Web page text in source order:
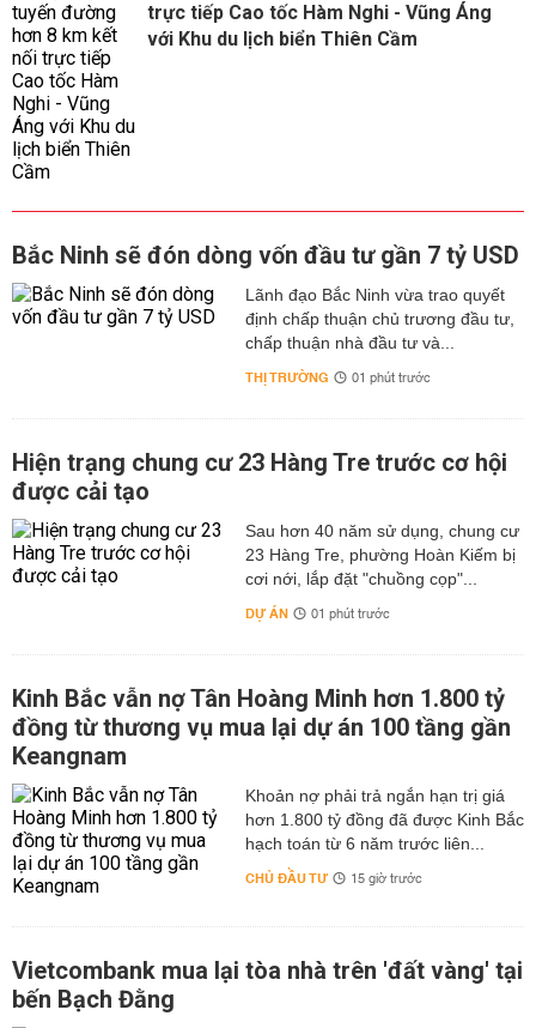
trực tiếp Cao tốc Hàm Nghi - Vũng Áng
với Khu du lịch biển Thiên Cầm
Bắc Ninh sẽ đón dòng vốn đầu tư gần 7 tỷ USD
Lãnh đạo Bắc Ninh vừa trao quyết
định chấp thuận chủ trương đầu tư,
chấp thuận nhà đầu tư và...
THỊ TRƯỜNG 01 phút trước
Hiện trạng chung cư 23 Hàng Tre trước cơ hội
được cải tạo
Sau hơn 40 năm sử dụng, chung cư
23 Hàng Tre, phường Hoàn Kiếm bị
cơi nới, lắp đặt "chuồng cọp"...
DỰ ÁN 01 phút trước
Kinh Bắc vẫn nợ Tân Hoàng Minh hơn 1.800 tỷ
đồng từ thương vụ mua lại dự án 100 tầng gần
Keangnam
hơn 1.800 tỷ đồng đã được Kinh Bắc
hạch toán từ 6 năm trước liên...
CHỦ ĐẦU TƯ 15 giờ trước
Vietcombank mua lại tòa nhà trên 'đất vàng' tại
bến Bạch Đằng